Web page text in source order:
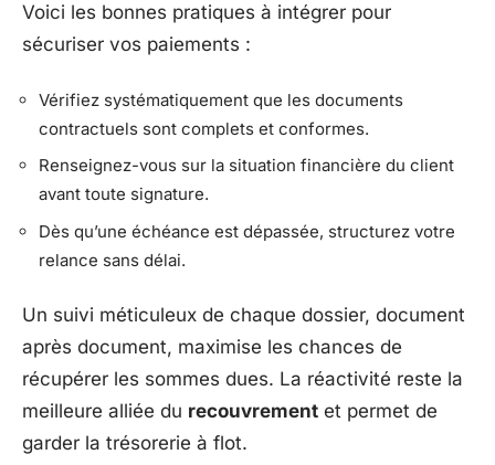
Voici les bonnes pratiques à intégrer pour
sécuriser vos paiements :
Vérifiez systématiquement que les documents
contractuels sont complets et conformes.
Renseignez-vous sur la situation financière du client
avant toute signature.
Dès qu’une échéance est dépassée, structurez votre
relance sans délai.
Un suivi méticuleux de chaque dossier, document
après document, maximise les chances de
récupérer les sommes dues. La réactivité reste la
meilleure alliée du recouvrement et permet de
garder la trésorerie à flot.